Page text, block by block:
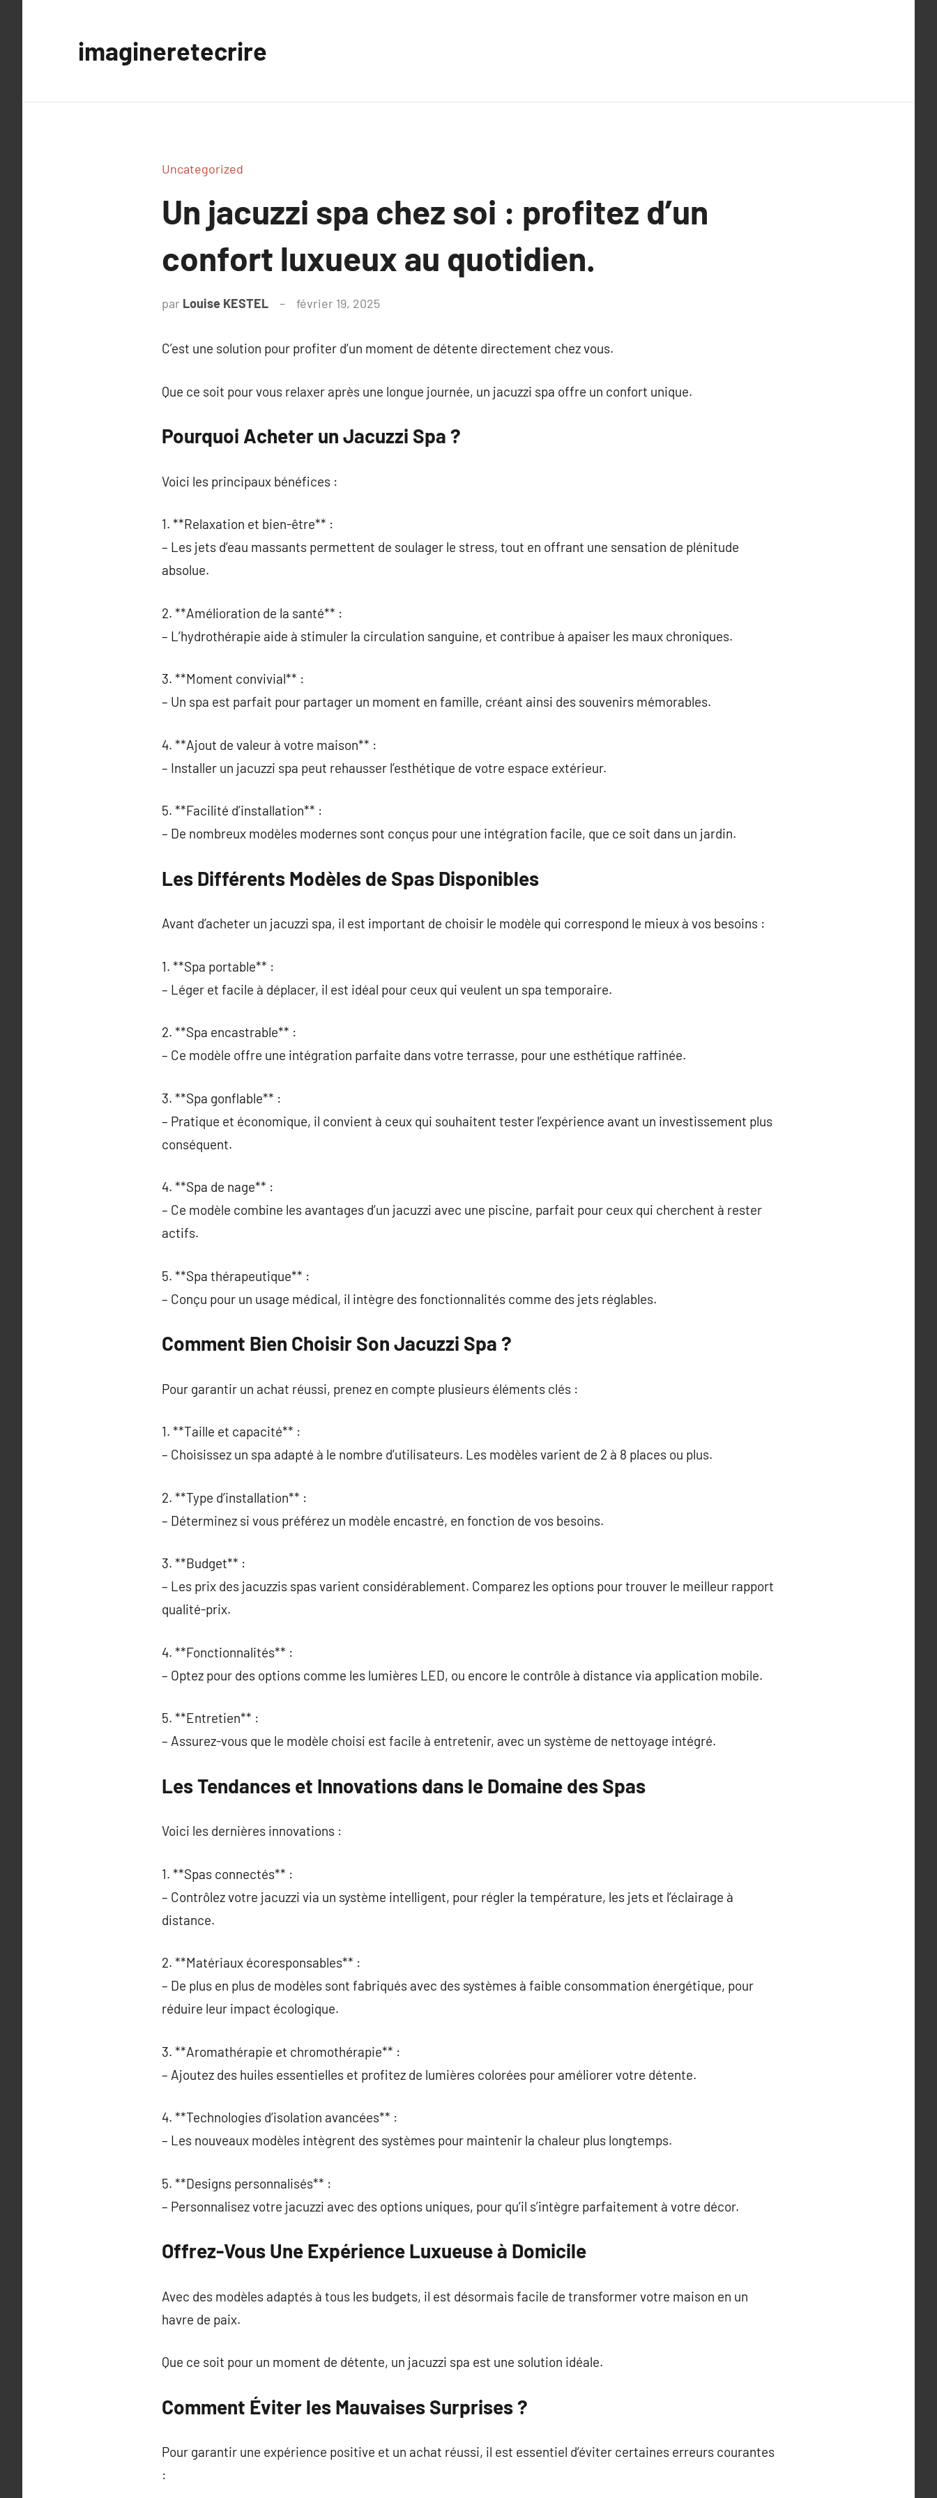
imagineretecrire
Uncategorized
Un jacuzzi spa chez soi : profitez d’un
confort luxueux au quotidien.
par Louise KESTEL février 19, 2025
C’est une solution pour profiter d’un moment de détente directement chez vous.
Que ce soit pour vous relaxer après une longue journée, un jacuzzi spa offre un confort unique.
Pourquoi Acheter un Jacuzzi Spa ?
Voici les principaux bénéfices :
1. **Relaxation et bien-être** :
– Les jets d’eau massants permettent de soulager le stress, tout en offrant une sensation de plénitude
absolue.
2. **Amélioration de la santé** :
– L’hydrothérapie aide à stimuler la circulation sanguine, et contribue à apaiser les maux chroniques.
3. **Moment convivial** :
– Un spa est parfait pour partager un moment en famille, créant ainsi des souvenirs mémorables.
4. **Ajout de valeur à votre maison** :
– Installer un jacuzzi spa peut rehausser l’esthétique de votre espace extérieur.
5. **Facilité d’installation** :
– De nombreux modèles modernes sont conçus pour une intégration facile, que ce soit dans un jardin.
Les Différents Modèles de Spas Disponibles
Avant d’acheter un jacuzzi spa, il est important de choisir le modèle qui correspond le mieux à vos besoins :
1. **Spa portable** :
– Léger et facile à déplacer, il est idéal pour ceux qui veulent un spa temporaire.
2. **Spa encastrable** :
– Ce modèle offre une intégration parfaite dans votre terrasse, pour une esthétique raffinée.
3. **Spa gonflable** :
– Pratique et économique, il convient à ceux qui souhaitent tester l’expérience avant un investissement plus
conséquent.
4. **Spa de nage** :
– Ce modèle combine les avantages d’un jacuzzi avec une piscine, parfait pour ceux qui cherchent à rester
actifs.
5. **Spa thérapeutique** :
– Conçu pour un usage médical, il intègre des fonctionnalités comme des jets réglables.
Comment Bien Choisir Son Jacuzzi Spa ?
Pour garantir un achat réussi, prenez en compte plusieurs éléments clés :
1. **Taille et capacité** :
– Choisissez un spa adapté à le nombre d’utilisateurs. Les modèles varient de 2 à 8 places ou plus.
2. **Type d’installation** :
– Déterminez si vous préférez un modèle encastré, en fonction de vos besoins.
3. **Budget** :
– Les prix des jacuzzis spas varient considérablement. Comparez les options pour trouver le meilleur rapport
qualité-prix.
4. **Fonctionnalités** :
– Optez pour des options comme les lumières LED, ou encore le contrôle à distance via application mobile.
5. **Entretien** :
– Assurez-vous que le modèle choisi est facile à entretenir, avec un système de nettoyage intégré.
Les Tendances et Innovations dans le Domaine des Spas
Voici les dernières innovations :
1. **Spas connectés** :
– Contrôlez votre jacuzzi via un système intelligent, pour régler la température, les jets et l’éclairage à
distance.
2. **Matériaux écoresponsables** :
– De plus en plus de modèles sont fabriqués avec des systèmes à faible consommation énergétique, pour
réduire leur impact écologique.
3. **Aromathérapie et chromothérapie** :
– Ajoutez des huiles essentielles et profitez de lumières colorées pour améliorer votre détente.
4. **Technologies d’isolation avancées** :
– Les nouveaux modèles intègrent des systèmes pour maintenir la chaleur plus longtemps.
5. **Designs personnalisés** :
– Personnalisez votre jacuzzi avec des options uniques, pour qu’il s’intègre parfaitement à votre décor.
Offrez-Vous Une Expérience Luxueuse à Domicile
Avec des modèles adaptés à tous les budgets, il est désormais facile de transformer votre maison en un
havre de paix.
Que ce soit pour un moment de détente, un jacuzzi spa est une solution idéale.
Comment Éviter les Mauvaises Surprises ?
Pour garantir une expérience positive et un achat réussi, il est essentiel d’éviter certaines erreurs courantes
: